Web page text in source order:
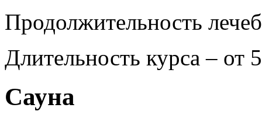
Продолжительность
Длительность курса – от
Сауна